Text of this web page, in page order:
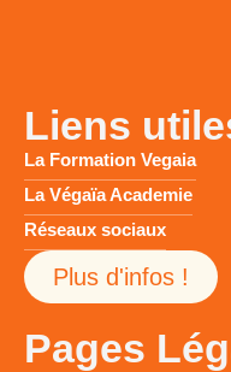
Liens
La Formation Vegaia
La Végaïa Academie
Réseaux sociaux
Plus d'infos !
Pages